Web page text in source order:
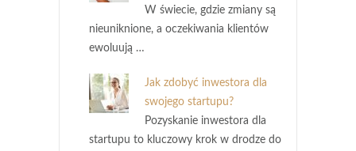
W świecie, gdzie zmiany są
nieuniknione, a oczekiwania klientów
ewoluują …
Jak zdobyć inwestora dla
swojego startupu?
Pozyskanie inwestora dla
startupu to kluczowy krok w drodze do